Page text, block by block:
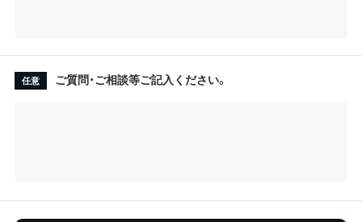
任意 ご質問・ご相談等ご記入ください。